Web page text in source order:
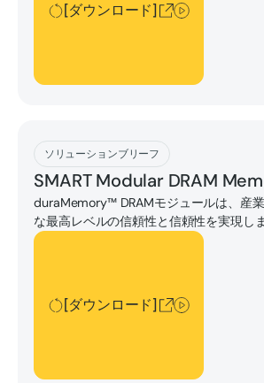
[ダウンロード]
ソリューションブリーフ
SMART Modular DRAM
duraMemory™ DRAMモジュールは、産
な最高レベルの信頼性と信頼性を実現しま
[ダウンロード]
[ダウンロード]
[ダウンロード]